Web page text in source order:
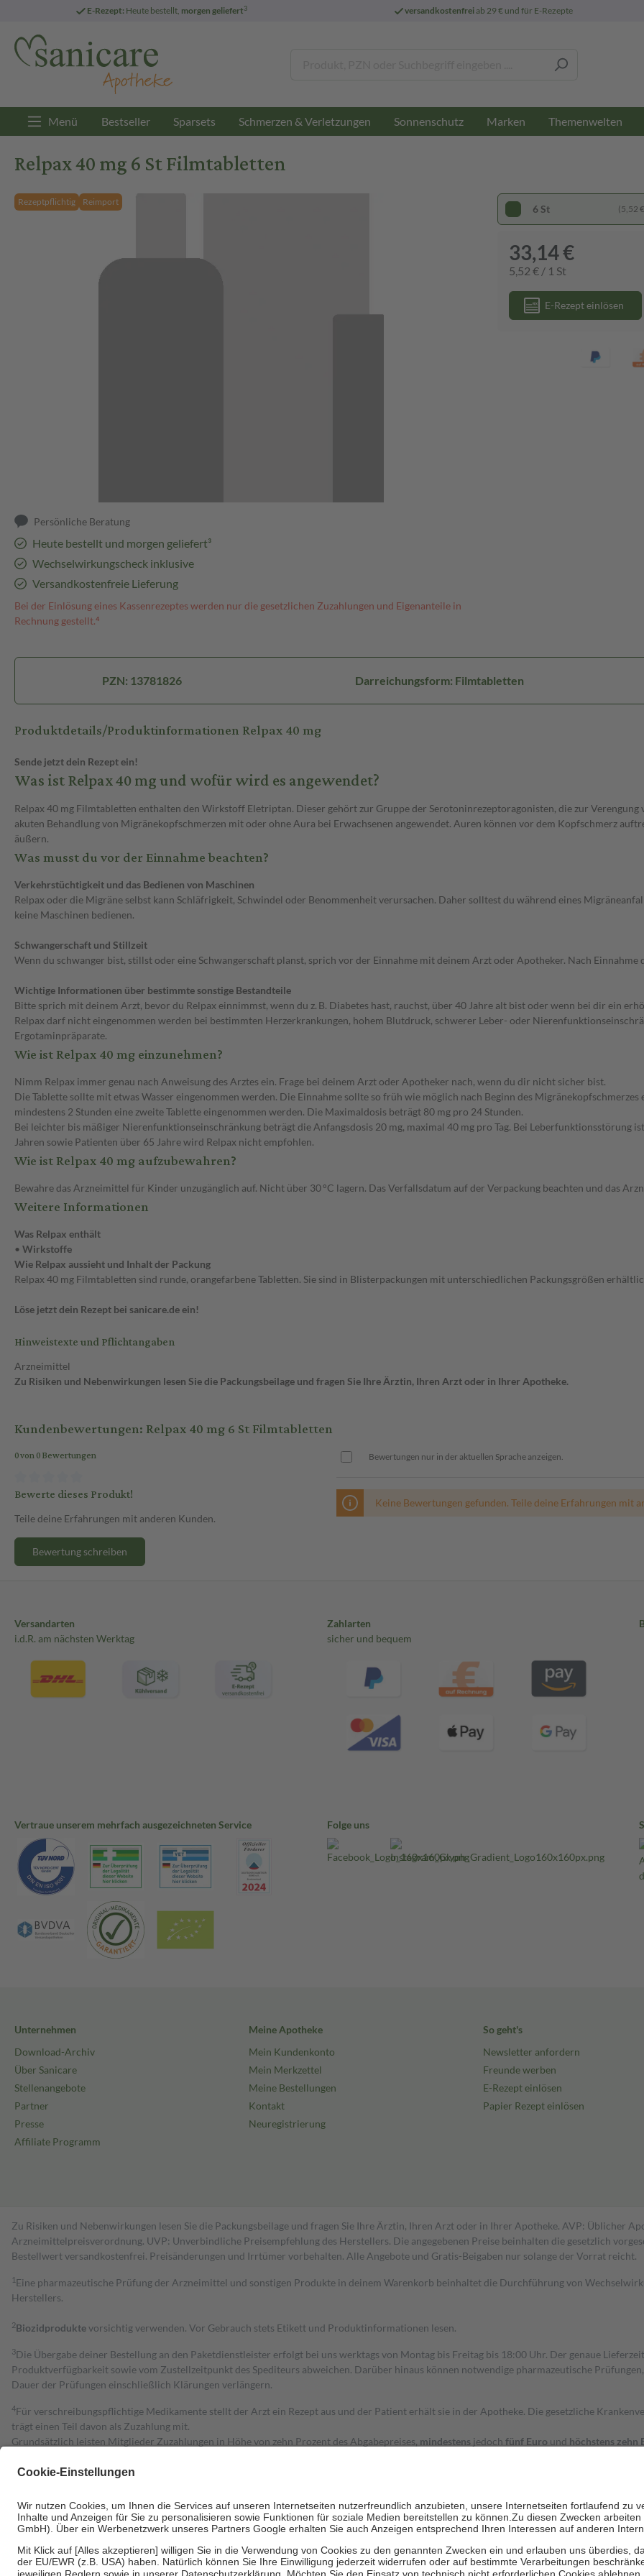
E-Rezept: Heute bestellt, morgen geliefert3 versandkostenfreiab 29 € und für E-Rezepte
Menü Bestseller Sparsets Schmerzen & Verletzungen Sonnenschutz Marken Themenwelten
Relpax 40 mg 6 St Filmtabletten
Rezeptpflichtig Reimport
Persönliche Beratung
Heute bestellt und morgen geliefert³
Wechselwirkungscheck inklusive
Versandkostenfreie Lieferung
Bei der Einlösung eines Kassenrezeptes werden nur die gesetzlichen Zuzahlungen und Eigenanteile in
Rechnung gestellt.⁴
6 St (5,52
33,14 €
5,52 € / 1 St
E-Rezept einlösen
PZN: 13781826 Darreichungsform: Filmtabletten
Produktdetails/Produktinformationen Relpax 40 mg
Sende jetzt dein Rezept ein!
Was ist Relpax 40 mg und wofür wird es angewendet?
Relpax 40 mg Filmtabletten enthalten den Wirkstoff Eletriptan. Dieser gehört zur Gruppe der Serotoninrezeptoragonisten, die zur
akuten Behandlung von Migränekopfschmerzen mit oder ohne Aura bei Erwachsenen angewendet. Auren können vor dem Kopfschmerz
äußern.
Was musst du vor der Einnahme beachten?
Verkehrstüchtigkeit und das Bedienen von Maschinen
Relpax oder die Migräne selbst kann Schläfrigkeit, Schwindel oder Benommenheit verursachen. Daher solltest du während eines
keine Maschinen bedienen.
Schwangerschaft und Stillzeit
Wenn du schwanger bist, stillst oder eine Schwangerschaft planst, sprich vor der Einnahme mit deinem Arzt oder Apotheker. Nach
Wichtige Informationen über bestimmte sonstige Bestandteile
Bitte sprich mit deinem Arzt, bevor du Relpax einnimmst, wenn du z. B. Diabetes hast, rauchst, über 40 Jahre alt bist oder wenn bei dir ein
Relpax darf nicht eingenommen werden bei bestimmten Herzerkrankungen, hohem Blutdruck, schwerer Leber- oder
Ergotaminpräparate.
Wie ist Relpax 40 mg einzunehmen?
Nimm Relpax immer genau nach Anweisung des Arztes ein. Frage bei deinem Arzt oder Apotheker nach, wenn du dir nicht sicher bist.
Die Tablette sollte mit etwas Wasser eingenommen werden. Die Einnahme sollte so früh wie möglich nach Beginn des
mindestens 2 Stunden eine zweite Tablette eingenommen werden. Die Maximaldosis beträgt 80 mg pro 24 Stunden.
Bei leichter bis mäßiger Nierenfunktionseinschränkung beträgt die Anfangsdosis 20 mg, maximal 40 mg pro Tag. Bei Leberfunktionsstörung
Jahren sowie Patienten über 65 Jahre wird Relpax nicht empfohlen.
Wie ist Relpax 40 mg aufzubewahren?
Bewahre das Arzneimittel für Kinder unzugänglich auf. Nicht über 30 °C lagern. Das Verfallsdatum auf der Verpackung beachten und das
Weitere Informationen
Was Relpax enthält
• Wirkstoffe
Wie Relpax aussieht und Inhalt der Packung
Relpax 40 mg Filmtabletten sind runde, orangefarbene Tabletten. Sie sind in Blisterpackungen mit unterschiedlichen Packungsgrößen
Löse jetzt dein Rezept bei sanicare.de ein!
Hinweistexte und Pflichtangaben
Arzneimittel
Zu Risiken und Nebenwirkungen lesen Sie die Packungsbeilage und fragen Sie Ihre Ärztin, Ihren Arzt oder in Ihrer Apotheke.
Kundenbewertungen: Relpax 40 mg 6 St Filmtabletten
0 von 0 Bewertungen
Bewerte dieses Produkt!
Teile deine Erfahrungen mit anderen Kunden.
Bewertung schreiben
Bewertungen nur in der aktuellen Sprache anzeigen.
Keine Bewertungen gefunden. Teile deine Erfahrungen mit
Versandarten
i.d.R. am nächsten Werktag
Zahlarten
sicher und bequem
Vertraue unserem mehrfach ausgezeichneten Service Folge uns
Unternehmen
Download-Archiv
Über Sanicare
Stellenangebote
Partner
Presse
Affiliate Programm
Meine Apotheke
Mein Kundenkonto
Mein Merkzettel
Meine Bestellungen
Kontakt
Neuregistrierung
So geht's
Newsletter anfordern
Freunde werben
E-Rezept einlösen
Papier Rezept einlösen
Zu Risiken und Nebenwirkungen lesen Sie die Packungsbeilage und fragen Sie Ihre Ärztin, Ihren Arzt oder in Ihrer Apotheke. AVP: Üblicher
Arzneimittelpreisverordnung. UVP: Unverbindliche Preisempfehlung des Herstellers. Die angegebenen Preise beinhalten die gesetzlich
Bestell­wert versand­kosten­frei. Preisänderungen und Irrtümer vorbehalten. Alle Angebote und Gratis-Beigaben nur solange der Vorrat reicht.
1 Eine pharmazeutische Prüfung der Arzneimittel und sonstigen Produkte in deinem Warenkorb beinhaltet die Durchführung von
Herstellers.
2Biozidproduktevorsichtig verwenden. Vor Gebrauch stets Etikett und Produktinformationen lesen.
3Die Übergabe deiner Bestellung an den Paketdienstleister erfolgt bei uns werktags von Montag bis Freitag bis 18:00 Uhr. Der genaue
Produktverfügbarkeit sowie vom Zustellzeitpunkt des Spediteurs abweichen. Darüber hinaus können notwendige pharmazeutische
Dauer der Prüfungen einschließlich Klärungen verlängern.
4Für verschreibungspflichtige Medikamente stellt der Arzt ein Rezept aus und der Patient erhält sie in der Apotheke. Die gesetzliche
trägt einen Teil davon als Zuzahlung mit.
Grundsätzlich leisten Mitglieder Zuzahlungen in Höhe von zehn Prozent des Abgabepreises, mindestens jedoch fünf Euro und höchstens zehn
Diese Regeln gelten grundsätzlich auch für Online-Apotheken.
Um das Engagement der Versicherten für ihre eigene Gesundheit zu stärken und die besondere Stellung der Familie zu unterstützen, fallen
• Kindern und Jugendlichen bis zum vollendeten 18. Lebensjahr mit Ausnahme der Fahrkosten
• Untersuchungen zur Vorsorge und Früherkennung, die von der GKV getragen werden
• empfohlenen Schutzimpfungen
• Harn- und Blutteststreifen